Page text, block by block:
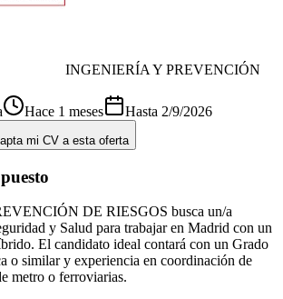
INGENIERÍA Y PREVENCIÓN
Hace 1 meses Hasta 2/9/2026
mi CV a esta oferta
DE RIESGOS busca un/a
y Salud para trabajar en Madrid con un
El candidato ideal contará con un Grado
o similar y experiencia en coordinación de
metro o ferroviarias.